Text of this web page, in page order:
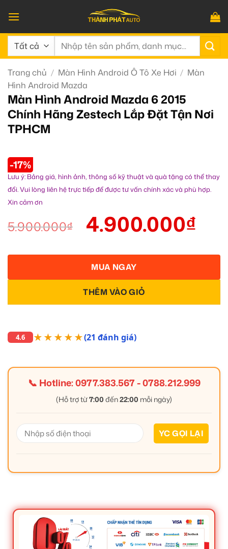
qua
nội
dung
Tìm
Trang chủ / Màn Hình Android Ô Tô Xe Hơi / Màn
Hình Android Mazda
Màn Hình Android Mazda 6 2015
Chính Hãng Zestech Lắp Đặt Tận Nơi
TPHCM
-17%
Lưu ý: Bảng giá, hình ảnh, thông số kỹ thuật và quà tặng có thể thay
đổi. Vui lòng liên hệ trực tiếp để được tư vấn chính xác và phù hợp.
Xin cảm ơn
5.900.000₫ 4.900.000₫
THÊM VÀO GIỎ
MUA NGAY
4.6 ★★★★★(21 đánh giá)
📞 Hotline:0977.383.567-0788.212.999
(Hỗ trợ từ7:00 đến22:00 mỗi ngày)